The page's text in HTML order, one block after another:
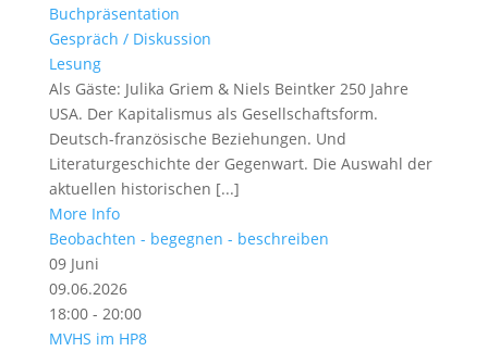
Buchpräsentation
Gespräch / Diskussion
Lesung
Als Gäste: Julika Griem & Niels Beintker 250 Jahre
USA. Der Kapitalismus als Gesellschaftsform.
Deutsch-französische Beziehungen. Und
Literaturgeschichte der Gegenwart. Die Auswahl der
aktuellen historischen [...]
More Info
Beobachten - begegnen - beschreiben
09 Juni
09.06.2026
18:00 - 20:00
MVHS im HP8